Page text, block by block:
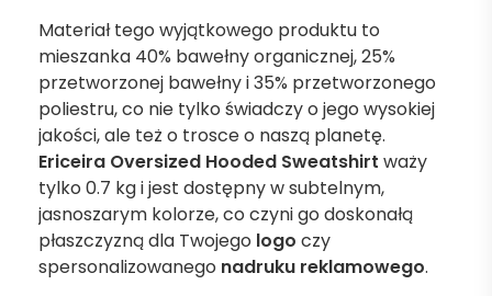
Materiał tego wyjątkowego produktu to
mieszanka 40% bawełny organicznej, 25%
przetworzonej bawełny i 35% przetworzonego
poliestru, co nie tylko świadczy o jego wysokiej
jakości, ale też o trosce o naszą planetę.
Ericeira Oversized Hooded Sweatshirt waży
tylko 0.7 kg i jest dostępny w subtelnym,
jasnoszarym kolorze, co czyni go doskonałą
płaszczyzną dla Twojego logo czy
spersonalizowanego nadruku reklamowego.